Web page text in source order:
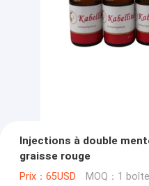
Injections à double
graisse rouge
Prix：65USD MOQ：1 boîte